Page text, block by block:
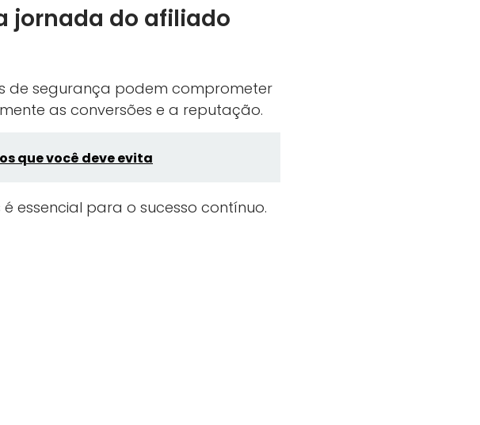
jornada do afiliado
de segurança podem comprometer
as conversões e a reputação.
que você deve evita
essencial para o sucesso contínuo.